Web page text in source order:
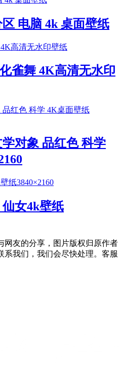
电脑 4k 桌面壁纸
雀舞 4K高清无水印
对象 品红色 科学
女4k壁纸
网友的分享，图片版权归原作者
系我们，我们会尽快处理。客服